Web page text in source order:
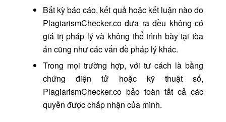
Bất kỳ báo cáo, kết quả hoặc kết luận nào do
PlagiarismChecker.co đưa ra đều không có
giá trị pháp lý và không thể trình bày tại tòa
án cũng như các vấn đề pháp lý khác.
Trong mọi trường hợp, với tư cách là bằng
chứng điện tử hoặc kỹ thuật số,
PlagiarismChecker.co bảo toàn tất cả các
quyền được chấp nhận của mình.